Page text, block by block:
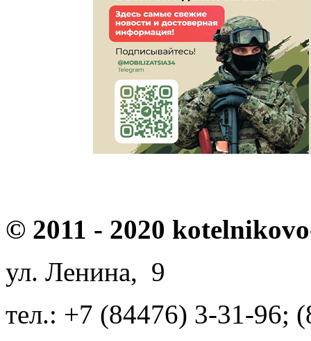
© 2011 - 2020
ул. Ленина, 9
тел.: +7 (84476) 3-31-96;